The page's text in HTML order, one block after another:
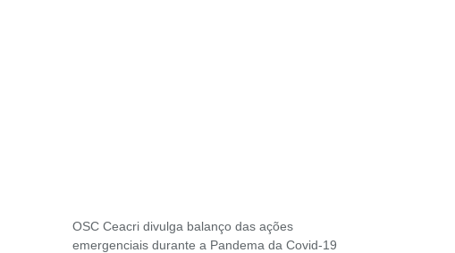
OSC Ceacri divulga balanço das ações
emergenciais durante a Pandema da Covid-19